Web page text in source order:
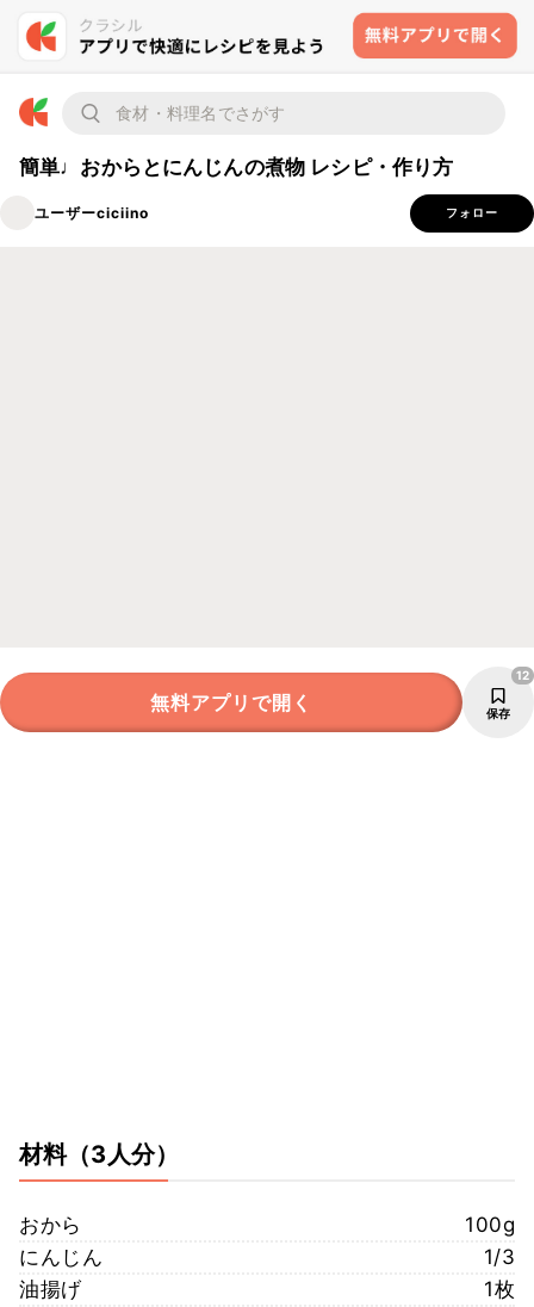
簡単♩おからとにんじんの煮物 レシピ・作り方
ユーザーciciino フォロー
無料アプリで開く 保存
12
材料（3人分）
おから
100g
にんじん
1/3
油揚げ
1枚